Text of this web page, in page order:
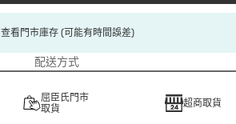
查看門市庫存 (可能有時間誤差)
配送方式
屈臣氏門市
取貨
超商取貨